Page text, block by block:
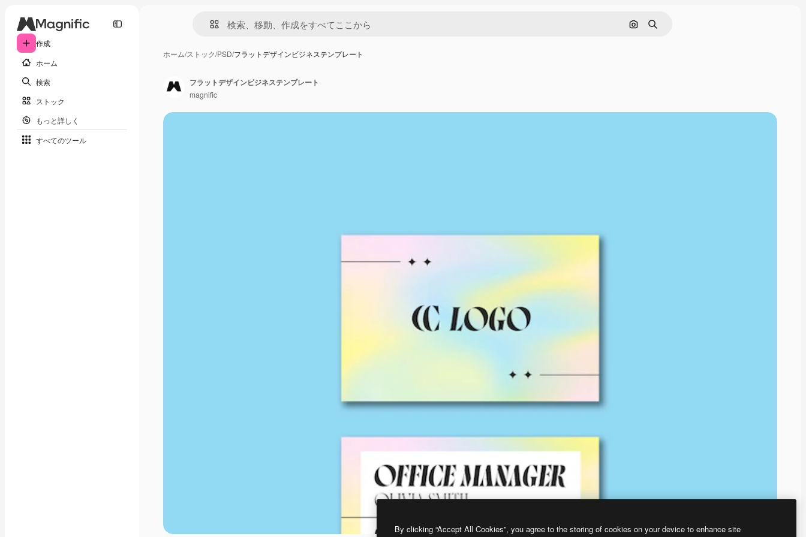
作成
ホーム
検索
ストック
もっと詳しく
すべてのツール
画像で検索
検索
ホーム/ストック/PSD/フラットデザインビジネステンプレート
フラットデザインビジネステンプレート
magnific
By clicking “Accept All Cookies”, you agree to the storing of cookies on your device to enhance site